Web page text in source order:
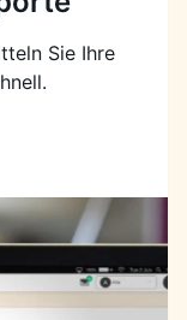
Sie Ihre